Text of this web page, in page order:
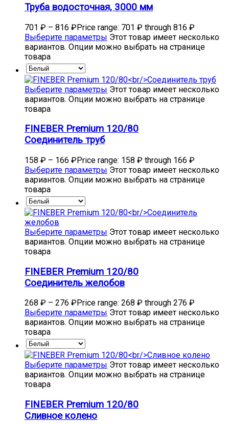
Труба водосточная, 3000 мм
701 ₽ – 816 ₽Price range: 701 ₽ through 816 ₽
Выберите параметры Этот товар имеет несколько
вариантов. Опции можно выбрать на странице
товара
Выберите параметры Этот товар имеет несколько
вариантов. Опции можно выбрать на странице
товара
FINEBER Premium 120/80
Соединитель труб
158 ₽ – 166 ₽Price range: 158 ₽ through 166 ₽
Выберите параметры Этот товар имеет несколько
вариантов. Опции можно выбрать на странице
товара
Выберите параметры Этот товар имеет несколько
вариантов. Опции можно выбрать на странице
товара
FINEBER Premium 120/80
Соединитель желобов
268 ₽ – 276 ₽ Price range: 268 ₽ through 276 ₽
Выберите параметры Этот товар имеет несколько
вариантов. Опции можно выбрать на странице
товара
Выберите параметры Этот товар имеет несколько
вариантов. Опции можно выбрать на странице
товара
FINEBER Premium 120/80
Сливное колено